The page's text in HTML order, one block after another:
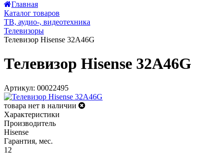
Главная
Каталог товаров
ТВ, аудио-, видеотехника
Телевизоры
Телевизор Hisense 32A46G
Телевизор Hisense 32A46G
Артикул: 00022495
товара нет в наличии
Характеристики
Производитель
Hisense
Гарантия, мес.
12